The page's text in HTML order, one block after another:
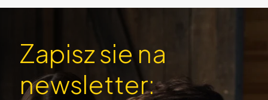
Zapisz sie na
newsletter: